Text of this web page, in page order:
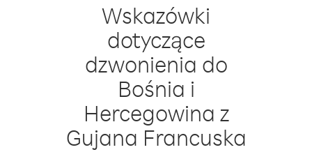
Wskazówki
dotyczące
dzwonienia do
Bośnia i
Hercegowina z
Gujana Francuska